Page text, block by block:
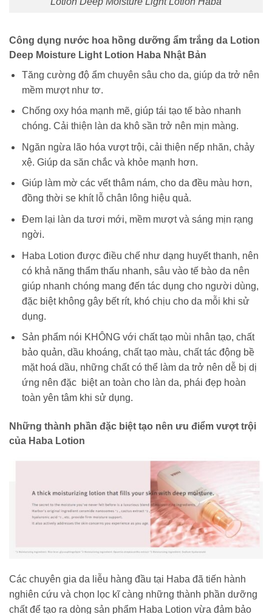
Công dụng nước hoa hồng dưỡng ẩm trắng da Lotion
Deep Moisture Light Lotion Haba Nhật Bản
Tăng cường độ ẩm chuyên sâu cho da, giúp da trở nên
mềm mượt như tơ.
Chống oxy hóa mạnh mẽ, giúp tái tạo tế bào nhanh
chóng. Cải thiện làn da khô sần trở nên mịn màng.
Ngăn ngừa lão hóa vượt trội, cải thiện nếp nhăn, chảy
xệ. Giúp da săn chắc và khỏe mạnh hơn.
Giúp làm mờ các vết thâm nám, cho da đều màu hơn,
đồng thời se khít lỗ chân lông hiệu quả.
Đem lại làn da tươi mới, mềm mượt và sáng mịn rạng
ngời.
Haba Lotion được điều chế như dạng huyết thanh, nên
có khả năng thẩm thấu nhanh, sâu vào tế bào da nên
giúp nhanh chóng mang đến tác dụng cho người dùng,
đặc biệt không gây bết rít, khó chịu cho da mỗi khi sử
dụng.
Sản phẩm nói KHÔNG với chất tạo mùi nhân tạo, chất
bảo quản, dầu khoáng, chất tạo màu, chất tác động bề
mặt hoá dầu, những chất có thể làm da trở nên dễ bị dị
ứng nên đặc biệt an toàn cho làn da, phái đẹp hoàn
toàn yên tâm khi sử dụng.
Những thành phần đặc biệt tạo nên ưu điểm vượt trội
của Haba Lotion
Các chuyên gia da liễu hàng đầu tại Haba đã tiến hành
nghiên cứu và chọn lọc kĩ càng những thành phần dưỡng
chất để tạo ra dòng sản phẩm Haba Lotion vừa đảm bảo